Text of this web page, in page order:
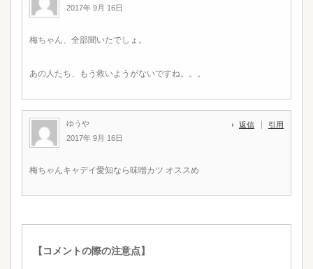
2017年 9月 16日
梅ちゃん、全部聞いたでしょ。
あの人たち、もう救いようがないですね。。。
ゆうや
2017年 9月 16日
返信 引用
梅ちゃんキャデイ愛知なら味噌カツ オススめ
【コメントの際の注意点】